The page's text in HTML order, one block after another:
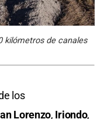
kilómetros de canales
los
Lorenzo, Iriondo,